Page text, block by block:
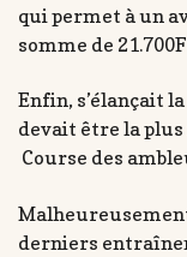
qui permet à un
somme de
Enfin, s’élançait
devait être la plus
Course des
derniers